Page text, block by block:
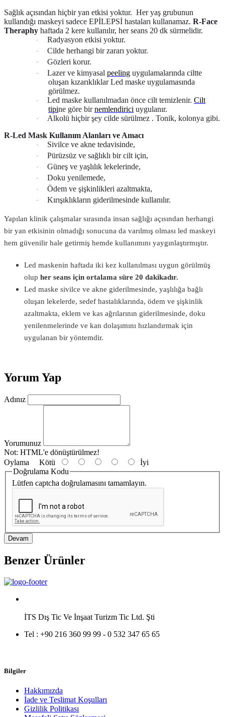
Sağlık açısından hiçbir yan etkisi yoktur. Her yaş grubunun
kullandığı maskeyi sadece EPİLEPSİ hastaları kullanamaz. R-Face
Theraphy haftada 2 kere kullanılır, her seans 20 dk sürmelidir.
· Radyasyon etkisi yoktur.
· Cilde herhangi bir zararı yoktur.
· Gözleri korur.
· Lazer ve kimyasal peeling uygulamalarında ciltte
oluşan kızarıklıklar Led maske uygulamasında
görülmez.
· Led maske kullanılmadan önce cilt temizlenir. Cilt
tipine göre birnemlendirici uygulanır.
·
Alkolü hiçbir şey cilde sürülmez . Tonik, kolonya gibi.
R-Led Mask Kullanım Alanları ve Amacı
· Sivilce ve akne tedavisinde,
· Pürüzsüz ve sağlıklı bir cilt için,
· Güneş ve yaşlılık lekelerinde,
· Doku yenilemede,
· Ödem ve şişkinlikleri azaltmakta,
· Kırışıklıkların giderilmesinde kullanılır.
Yapılan klinik çalışmalar sırasında insan sağlığı açısından herhangi
bir yan etkisinin olmadığı sonucuna da varılmış olması led maskeyi
hem güvenilir hale getirmiş hemde kullanımını yaygınlaştırmıştır.
Led maskenin haftada iki kez kullanılması uygun görülmüş
olup her seans için ortalama süre 20 dakikadır.
Led maske sivilce ve akne giderilmesinde, yaşlılığa bağlı
oluşan lekelerde, sedef hastalıklarında, ödem ve şişkinlik
azaltmakta, eklem ve kas ağrılarının giderilmesinde, doku
yenilenmelerinde ve kan dolaşımını hızlandırmak için
uygulanan bir yöntemdir.
Yorum Yap
Adınız
Yorumunuz
Not: HTML'e dönüştürülmez!
Oylama Kötü
İyi
Doğrulama Kodu
Lütfen captcha doğrulamasını tamamlayın.
Devam
Benzer Ürünler
İTS Dış Tic Ve İnşaat Turizm Tic Ltd. Şti
Tel : +90 216 360 99 99 - 0 532 347 65 65
Bilgiler
Hakkımızda
İade ve Teslimat Koşulları
Gizlilik Politikası